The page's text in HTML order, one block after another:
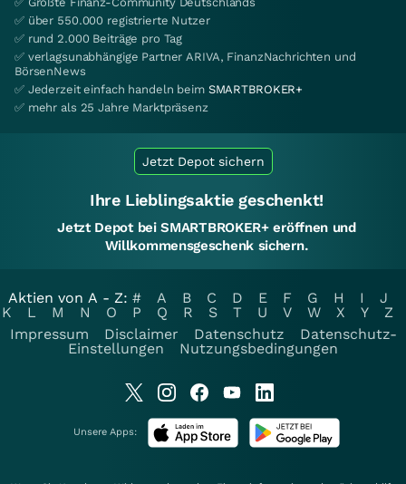
✅ über 550.000 registrierte Nutzer
✅ rund 2.000 Beiträge pro Tag
✅ verlagsunabhängige Partner ARIVA, FinanzNachrichten und
BörsenNews
✅ Jederzeit einfach handeln beim SMARTBROKER+
✅ mehr als 25 Jahre Marktpräsenz
Jetzt Depot sichern
Ihre Lieblingsaktie geschenkt!
Jetzt Depot bei SMARTBROKER+ eröffnen und
Willkommensgeschenk sichern.
Aktien von A - Z: # A B C D E F G H I
J
K
L M N O P Q R S T U V W X Y
Z
Impressum
Disclaimer Datenschutz
Datenschutz-
Einstellungen
Nutzungsbedingungen
Unsere Apps: